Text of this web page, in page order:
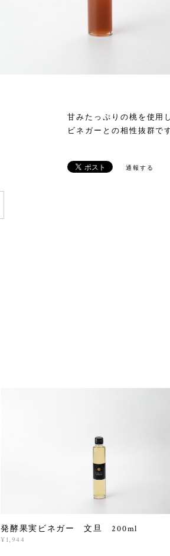
甘みたっぷりの桃を使用
ビネガーとの相性抜群で
通報する
発酵果実ビネガー 文旦 200ml
¥1,944